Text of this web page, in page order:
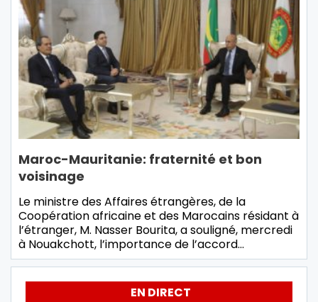
Maroc-Mauritanie: fraternité et bon
voisinage
Le ministre des Affaires étrangères, de la
Coopération africaine et des Marocains résidant à
l’étranger, M. Nasser Bourita, a souligné, mercredi
à Nouakchott, l’importance de l’accord…
EN DIRECT